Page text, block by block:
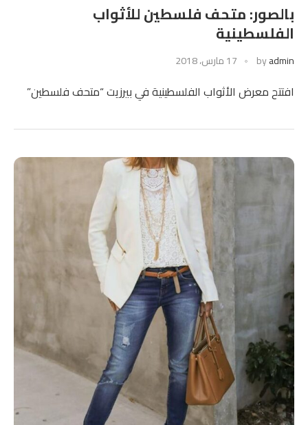
بالصور: متحف فلسطين للأثواب
الفلسطينية
byadmin 17 مارس، 2018
افتتح معرض الأثواب الفلسطينية في بيرزيت “متحف فلسطين”